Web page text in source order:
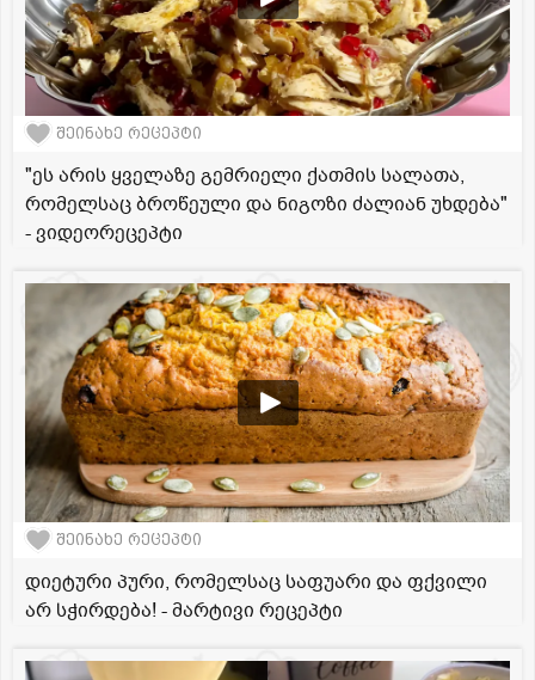
შეინახე რეცეპტი
"ეს არის ყველაზე გემრიელი ქათმის სალათა,
რომელსაც ბროწეული და ნიგოზი ძალიან უხდება"
- ვიდეორეცეპტი
შეინახე რეცეპტი
დიეტური პური, რომელსაც საფუარი და ფქვილი
არ სჭირდება! - მარტივი რეცეპტი